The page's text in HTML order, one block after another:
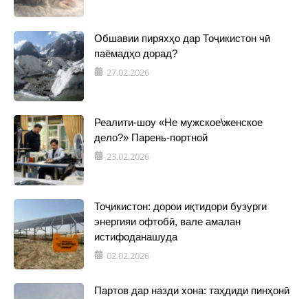
Обшавии пиряхҳо дар Тоҷикистон чӣ
паёмадҳо дорад?
27.02.2026
Реалити-шоу «Не мужское\женское
дело?» Парень-портной
23.02.2026
Тоҷикистон: дорои иқтидори бузурги
энергияи офтобӣ, вале амалан
истифоданашуда
02.02.2026
Партов дар назди хона: таҳдиди пинҳонӣ